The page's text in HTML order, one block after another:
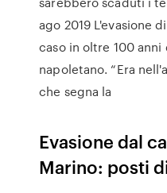
ago 2019 L'evasione
caso in oltre 100
napoletano. “Era
che segna la
Evasione dal
Marino: posti